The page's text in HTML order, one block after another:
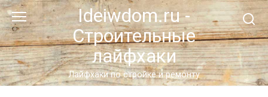
Перейти
к
контенту
Ideiwdom.ru -
Строительные
лайфхаки
Лайфхаки по стройке и ремонту